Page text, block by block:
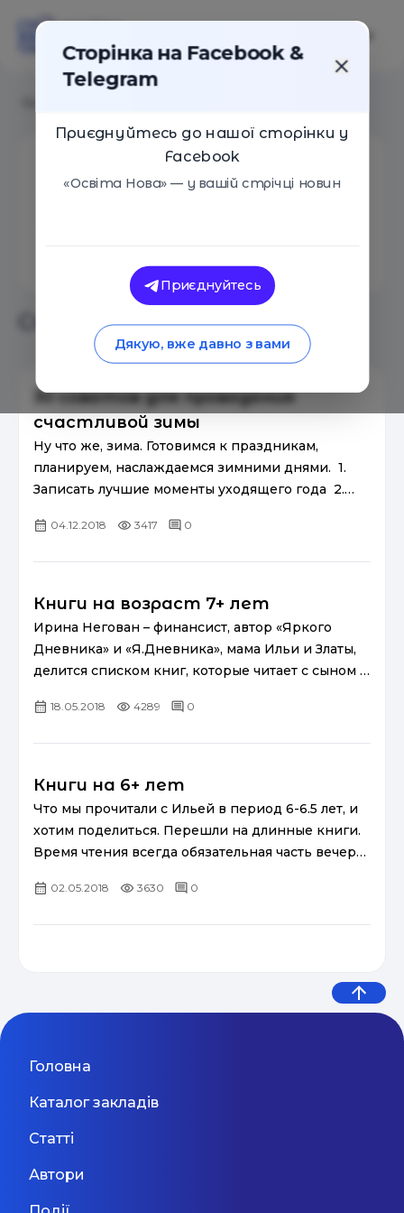
Ірина Негован
Кількість статей: 3
Статті автора
30 советов для проведения
счастливой зимы
Ну что же, зима. Готовимся к праздникам,
планируем, наслаждаемся зимними днями. 1.
Записать лучшие моменты уходящего года 2.
подарки близк...
04.12.2018 3417 0
Книги на возраст 7+ лет
Ирина Негован – финансист, автор «Яркого
Дневника» и «Я.Дневника», мама Ильи и Златы,
делится списком книг, которые читает с сыном –
становится только сильнее...
18.05.2018 4289 0
Книги на 6+ лет
Что мы прочитали с Ильей в период 6-6.5 лет, и
хотим поделиться. Перешли на длинные книги.
Время чтения всегда обязательная часть вечера,
обсуждения дня и зап...
02.05.2018 3630 0
Головна
Каталог закладів
Статті
Автори
Сторінка на Facebook &
Telegram
Приєднуйтесь до нашої сторінки у
Facebook
«Освіта Нова» — у вашій стрічці новин
Приєднуйтесь
Дякую, вже давно з вами